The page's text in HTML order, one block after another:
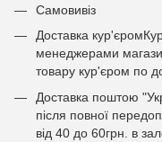
Самовивіз
Доставка
менеджерами
товару кур'єром по
Доставка поштою
після повної
від 40 до 60грн. в